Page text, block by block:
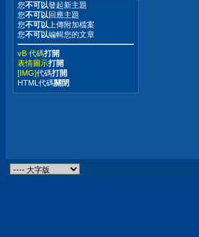
您不可以發起新主題
您不可以回應主題
您不可以 上傳附加檔案
您不可以編輯您的文章
vB 代碼打開
表情圖示打開
[IMG]代碼打開
HTML代碼關閉